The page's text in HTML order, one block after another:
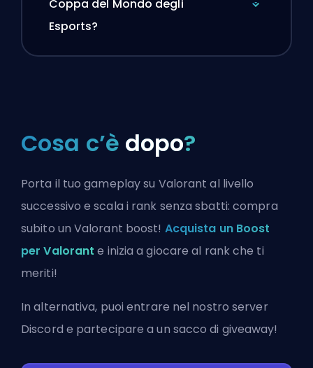
Coppa del Mondo degli
Esports?
Cosa c’è dopo?
Porta il tuo gameplay su Valorant al livello
successivo e scala i rank senza sbatti: compra
subito un Valorant boost! Acquista un Boost
per Valorant e inizia a giocare al rank che ti
meriti!
In alternativa, puoientrare nel nostro server
Discord e partecipare a un sacco di giveaway!